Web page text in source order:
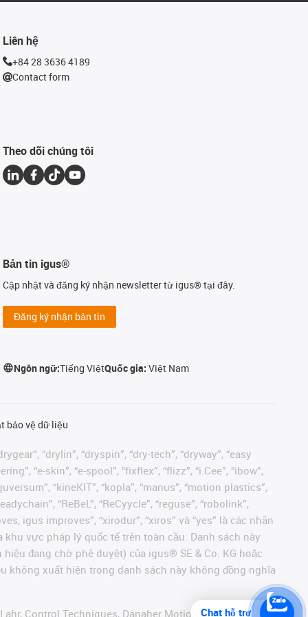
Liên hệ
+84 28 3636 4189
Contact form
Theo dõi chúng tôi
Bản tin igus®
Cập nhật và đăng ký nhận newsletter từ igus® tại đây.
Đăng ký nhận bản tin
Ngôn ngữ:Tiếng ViệtQuốc gia:Việt Nam
bảo vệ dữ liệu
“drylin”, “dryspin”, “dry-tech”, “dryway”, “easy
“e-skin”, “e-spool”, “fixflex”, “flizz”, “i.Cee”, “ibow”,
“kineKIT”, “kopla”, “manus”, “motion plastics”,
“ReBeL”, “ReCyycle”, “reguse”, “robolink”,
igus improves”, “xirodur”, “xiros” và “yes” là các nhãn
vực pháp lý quốc tế trên toàn cầu. Danh sách này
đang chờ phê duyệt) của igus® SE & Co. KG hoặc
không xuất hiện trong danh sách này không đồng nghĩa
Control Techniques, Danaher Motion, ELAU, FAGOR,
Chat hỗ trợ